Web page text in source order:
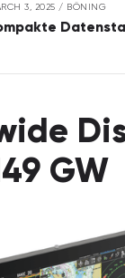
3, 2025 / BÖNING
GW